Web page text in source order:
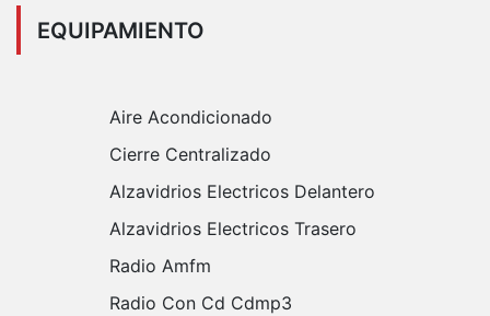
EQUIPAMIENTO
Aire Acondicionado
Cierre Centralizado
Alzavidrios Electricos Delantero
Alzavidrios Electricos Trasero
Radio Amfm
Radio Con Cd Cdmp3